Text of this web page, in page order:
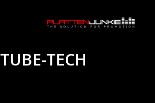
TUBE-TECH